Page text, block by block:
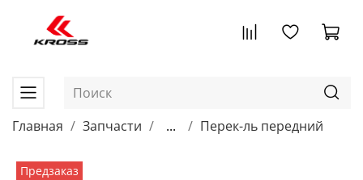
Главная Запчасти ... Перек-ль передний
Предзаказ